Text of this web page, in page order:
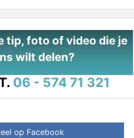
tip, foto of video die je
wilt delen?
06 - 574 71 321
op Facebook